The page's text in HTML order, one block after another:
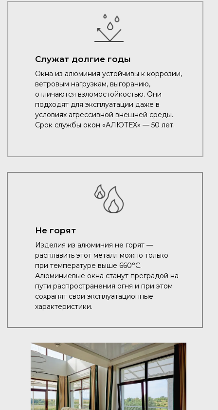
Служат долгие годы
Окна из алюминия устойчивы к коррозии,
ветровым нагрузкам, выгоранию,
отличаются взломостойкостью. Они
подходят для эксплуатации даже в
условиях агрессивной внешней среды.
Срок службы окон «АЛЮТЕХ» — 50 лет.
Не горят
Изделия из алюминия не горят —
расплавить этот металл можно только
при температуре выше 660°C.
Алюминиевые окна станут преградой на
пути распространения огня и при этом
сохранят свои эксплуатационные
характеристики.